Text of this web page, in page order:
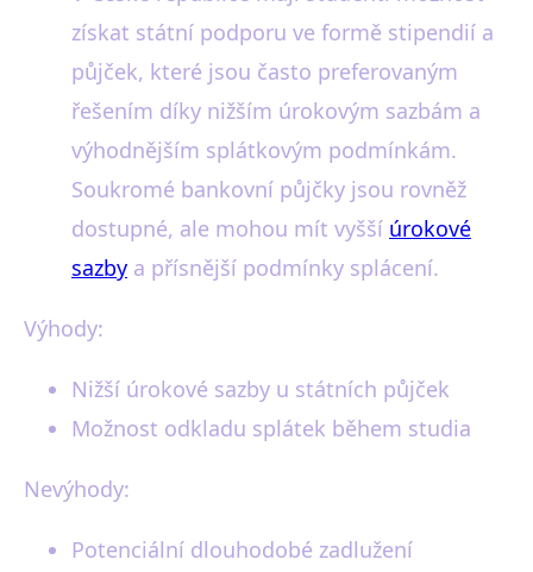
získat státní podporu ve formě stipendií a
půjček, které jsou často preferovaným
řešením díky nižším úrokovým sazbám a
výhodnějším splátkovým podmínkám.
Soukromé bankovní půjčky jsou rovněž
dostupné, ale mohou mít vyšší úrokové
sazby a přísnější podmínky splácení.
Výhody:
Nižší úrokové sazby u státních půjček
Možnost odkladu splátek během studia
Nevýhody:
Potenciální dlouhodobé zadlužení